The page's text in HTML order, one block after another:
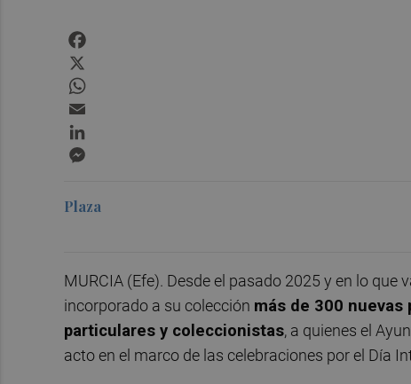
Plaza
MURCIA (Efe). Desde el pasado 2025 y en lo que
incorporado a su colección más de 300
particulares y coleccionistas, a quienes el
acto en el marco de las celebraciones por el Día